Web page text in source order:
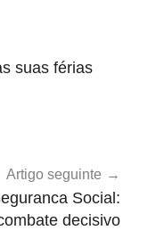
suas férias
Artigo seguinte
Social:
decisivo